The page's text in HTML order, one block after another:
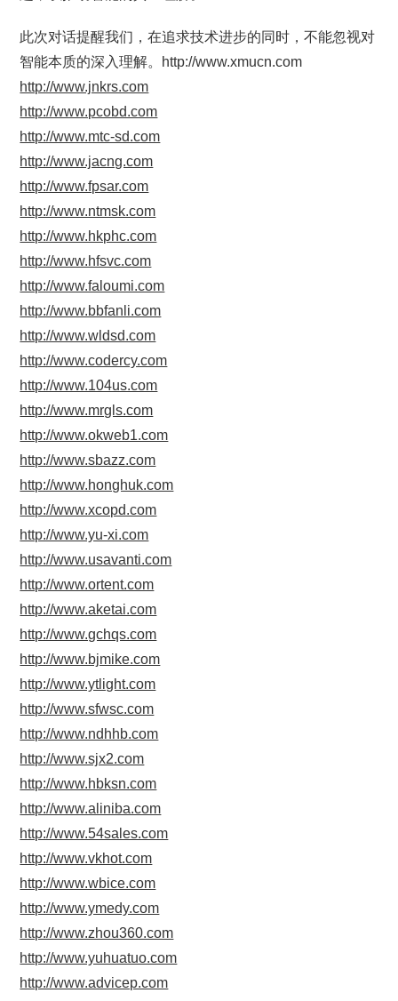
此次对话提醒我们，在追求技术进步的同时，不能忽视对
智能本质的深入理解。http://www.xmucn.com
http://www.jnkrs.com
http://www.pcobd.com
http://www.mtc-sd.com
http://www.jacng.com
http://www.fpsar.com
http://www.ntmsk.com
http://www.hkphc.com
http://www.hfsvc.com
http://www.faloumi.com
http://www.bbfanli.com
http://www.wldsd.com
http://www.codercy.com
http://www.104us.com
http://www.mrgls.com
http://www.okweb1.com
http://www.sbazz.com
http://www.honghuk.com
http://www.xcopd.com
http://www.yu-xi.com
http://www.usavanti.com
http://www.ortent.com
http://www.aketai.com
http://www.gchqs.com
http://www.bjmike.com
http://www.ytlight.com
http://www.sfwsc.com
http://www.ndhhb.com
http://www.sjx2.com
http://www.hbksn.com
http://www.aliniba.com
http://www.54sales.com
http://www.vkhot.com
http://www.wbice.com
http://www.ymedy.com
http://www.zhou360.com
http://www.yuhuatuo.com
http://www.advicep.com